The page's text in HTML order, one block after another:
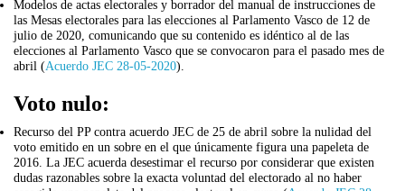
Modelos de actas electorales y borrador del manual de instrucciones de
las Mesas electorales para las elecciones al Parlamento Vasco de 12 de
julio de 2020, comunicando que su contenido es idéntico al de las
elecciones al Parlamento Vasco que se convocaron para el pasado mes de
abril (Acuerdo JEC 28-05-2020).
Voto nulo:
Recurso del PP contra acuerdo JEC de 25 de abril sobre la nulidad del
voto emitido en un sobre en el que únicamente figura una papeleta de
2016. La JEC acuerda desestimar el recurso por considerar que existen
dudas razonables sobre la exacta voluntad del electorado al no haber